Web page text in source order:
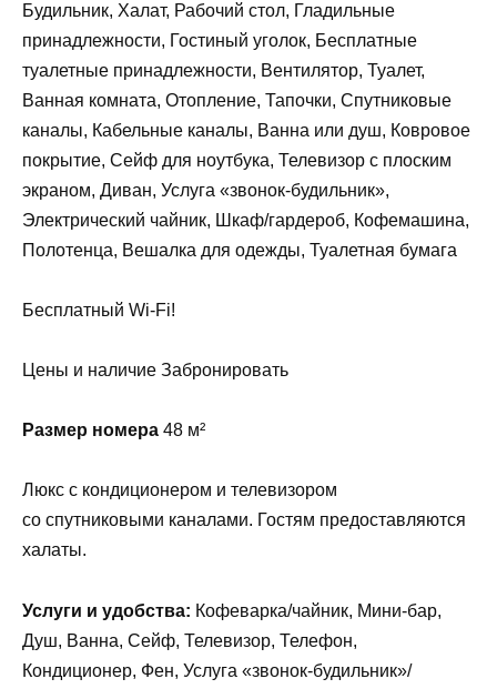
Будильник, Халат, Рабочий стол, Гладильные
принадлежности, Гостиный уголок, Бесплатные
туалетные принадлежности, Вентилятор, Туалет,
Ванная комната, Отопление, Тапочки, Спутниковые
каналы, Кабельные каналы, Ванна или душ, Ковровое
покрытие, Сейф для ноутбука, Телевизор с плоским
экраном, Диван, Услуга «звонок-будильник»,
Электрический чайник, Шкаф/гардероб, Кофемашина,
Полотенца, Вешалка для одежды, Туалетная бумага
Бесплатный Wi-Fi!
Цены и наличие Забронировать
Размер номера 48 м²
Люкс с кондиционером и телевизором
со спутниковыми каналами. Гостям предоставляются
халаты.
Услуги и удобства: Кофеварка/чайник, Мини-бар,
Душ, Ванна, Сейф, Телевизор, Телефон,
Кондиционер, Фен, Услуга «звонок-будильник»/